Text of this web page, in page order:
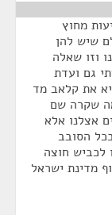
מחוץ
שיש להן
וזו שאלה
גם ועדת
את קלאב מד
שקרה שם
אצלנו אלא
הסובב
לכביש חוצה
מדינת ישראל